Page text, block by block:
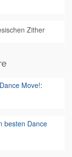
Zither
Move!:
besten Dance